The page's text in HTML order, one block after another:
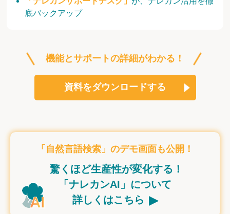
底バックアップ
機能とサポートの詳細がわかる！
資料をダウンロードする
「自然言語検索」のデモ画面も公開！
驚くほど生産性が変化する！
「ナレカンAI」について
詳しくはこちら ▸